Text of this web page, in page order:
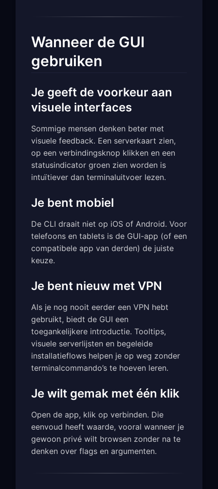
Wanneer de GUI
gebruiken
Je geeft de voorkeur aan
visuele interfaces
Sommige mensen denken beter met
visuele feedback. Een serverkaart zien,
op een verbindingsknop klikken en een
statusindicator groen zien worden is
intuïtiever dan terminaluitvoer lezen.
Je bent mobiel
De CLI draait niet op iOS of Android. Voor
telefoons en tablets is de GUI-app (of een
compatibele app van derden) de juiste
keuze.
Je bent nieuw met VPN
Als je nog nooit eerder een VPN hebt
gebruikt, biedt de GUI een
toegankelijkere introductie. Tooltips,
visuele serverlijsten en begeleide
installatieflows helpen je op weg zonder
terminalcommando’s te hoeven leren.
Je wilt gemak met één klik
Open de app, klik op verbinden. Die
eenvoud heeft waarde, vooral wanneer je
gewoon privé wilt browsen zonder na te
denken over flags en argumenten.